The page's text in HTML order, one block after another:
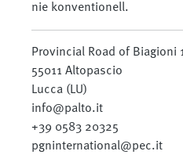
nie konventionell.
Provincial Road of Biagioni
55011 Altopascio
Lucca (LU)
info@palto.it
+39 0583 20325
pgninternational@pec.it